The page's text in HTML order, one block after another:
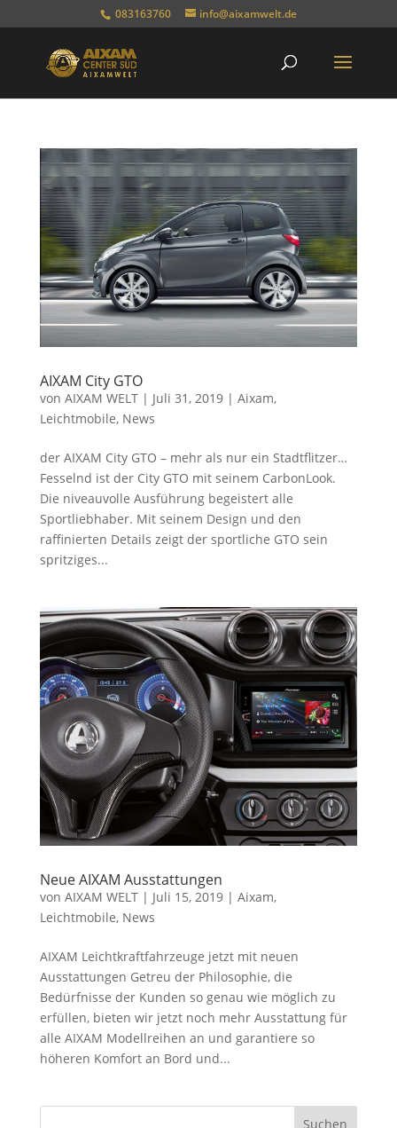
083163760 info@aixamwelt.de
AIXAM City GTO
von AIXAM WELT| Juli 31, 2019| Aixam,
Leichtmobile, News
der AIXAM City GTO – mehr als nur ein Stadtflitzer…
Fesselnd ist der City GTO mit seinem CarbonLook.
Die niveauvolle Ausführung begeistert alle
Sportliebhaber. Mit seinem Design und den
raffinierten Details zeigt der sportliche GTO sein
spritziges...
Neue AIXAM Ausstattungen
von AIXAM WELT| Juli 15, 2019| Aixam,
Leichtmobile, News
AIXAM Leichtkraftfahrzeuge jetzt mit neuen
Ausstattungen Getreu der Philosophie, die
Bedürfnisse der Kunden so genau wie möglich zu
erfüllen, bieten wir jetzt noch mehr Ausstattung für
alle AIXAM Modellreihen an und garantiere so
höheren Komfort an Bord und...